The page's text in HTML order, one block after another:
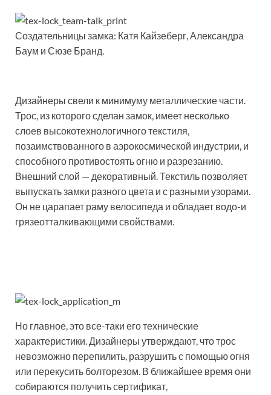
Создательницы замка: Катя Кайзеберг, Александра
Баум и Сюзе Бранд.
Дизайнеры свели к минимуму металлические части.
Трос, из которого сделан замок, имеет несколько
слоев высокотехнологичного текстиля,
позаимствованного в аэрокосмической индустрии, и
способного противостоять огню и разрезанию.
Внешний слой — декоративный. Текстиль позволяет
выпускать замки разного цвета и с разными узорами.
Он не царапает раму велосипеда и обладает водо-и
грязеотталкивающими свойствами.
Но главное, это все-таки его технические
характеристики. Дизайнеры утверждают, что трос
невозможно перепилить, разрушить с помощью огня
или перекусить болторезом. В ближайшее время они
собираются получить сертификат,